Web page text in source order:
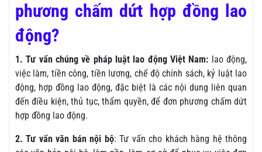
phương chấm dứt hợp đồng lao
động?
1. Tư vấn chúng về pháp luật lao động Việt Nam: lao động,
việc làm, tiền công, tiền lương, chế độ chính sách, kỷ luật lao
động, hợp đồng lao động, đặc biệt là các nội dung liên quan
đến điều kiện, thủ tục, thẩm quyền, để đơn phương chấm dứt
hợp đồng lao động.
2. Tư vấn văn bán nội bộ: Tư vấn cho khách hàng hệ thông